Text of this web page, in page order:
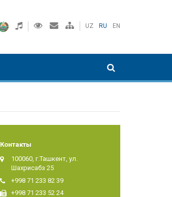
UZ RU EN
Контакты
100060, г.Ташкент, ул.
Шахрисабз 25
+998 71 233 82 39
+998 71 233 52 24